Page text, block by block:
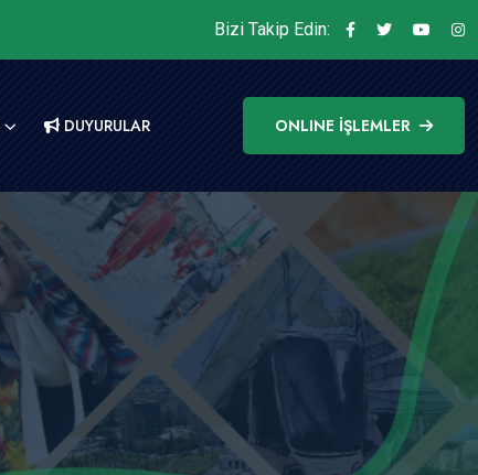
Bizi Takip Edin:
DUYURULAR ONLINE İŞLEMLER